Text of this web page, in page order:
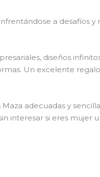
a desafíos y
diseños
Un excelente
Maza adecuadas y
interesar si eres mujer